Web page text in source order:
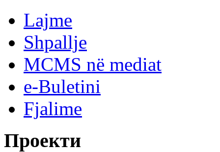
Lajme
Shpallje
MCMS në mediat
e-Buletini
Fjalime
Проекти